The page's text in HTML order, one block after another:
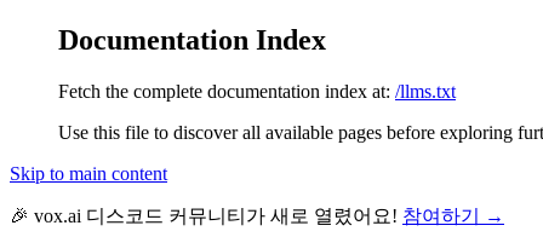
Documentation Index
Fetch the complete documentation index at: /llms.txt
Use this file to discover all available pages before exploring
Skip to main content
🎉 vox.ai 디스코드 커뮤니티가 새로 열렸어요! 참여하기 →